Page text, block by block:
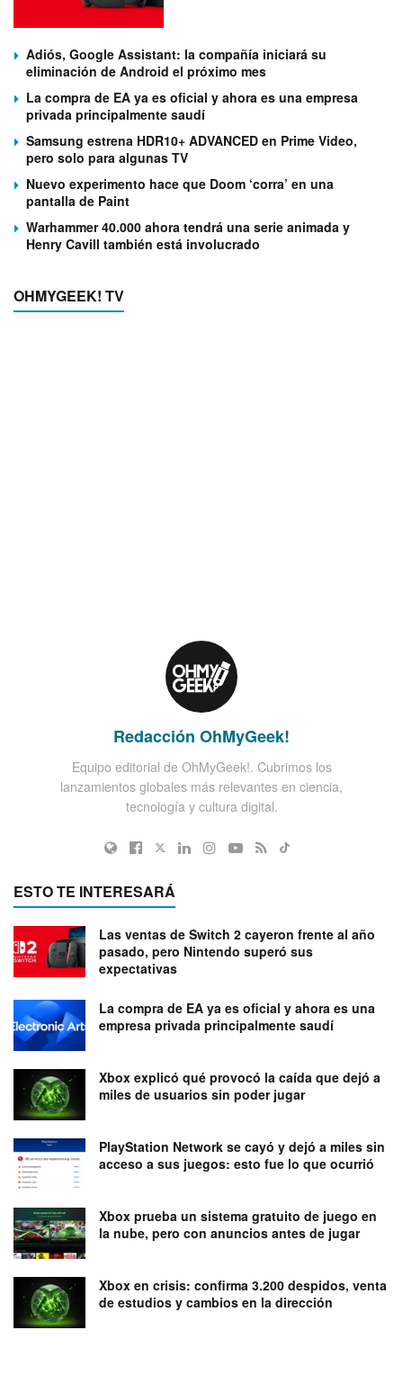
Adiós, Google Assistant: la compañía iniciará su
eliminación de Android el próximo mes
La compra de EA ya es oficial y ahora es una empresa
privada principalmente saudí
Samsung estrena HDR10+ ADVANCED en Prime Video,
pero solo para algunas TV
Nuevo experimento hace que Doom ‘corra’ en una
pantalla de Paint
Warhammer 40.000 ahora tendrá una serie animada y
Henry Cavill también está involucrado
OHMYGEEK! TV
Redacción OhMyGeek!
Equipo editorial de OhMyGeek!. Cubrimos los
lanzamientos globales más relevantes en ciencia,
tecnología y cultura digital.
ESTO TE INTERESARÁ
Las ventas de Switch 2 cayeron frente al año
pasado, pero Nintendo superó sus
expectativas
La compra de EA ya es oficial y ahora es una
empresa privada principalmente saudí
Xbox explicó qué provocó la caída que dejó a
miles de usuarios sin poder jugar
PlayStation Network se cayó y dejó a miles sin
acceso a sus juegos: esto fue lo que ocurrió
Xbox prueba un sistema gratuito de juego en
la nube, pero con anuncios antes de jugar
Xbox en crisis: confirma 3.200 despidos, venta
de estudios y cambios en la dirección